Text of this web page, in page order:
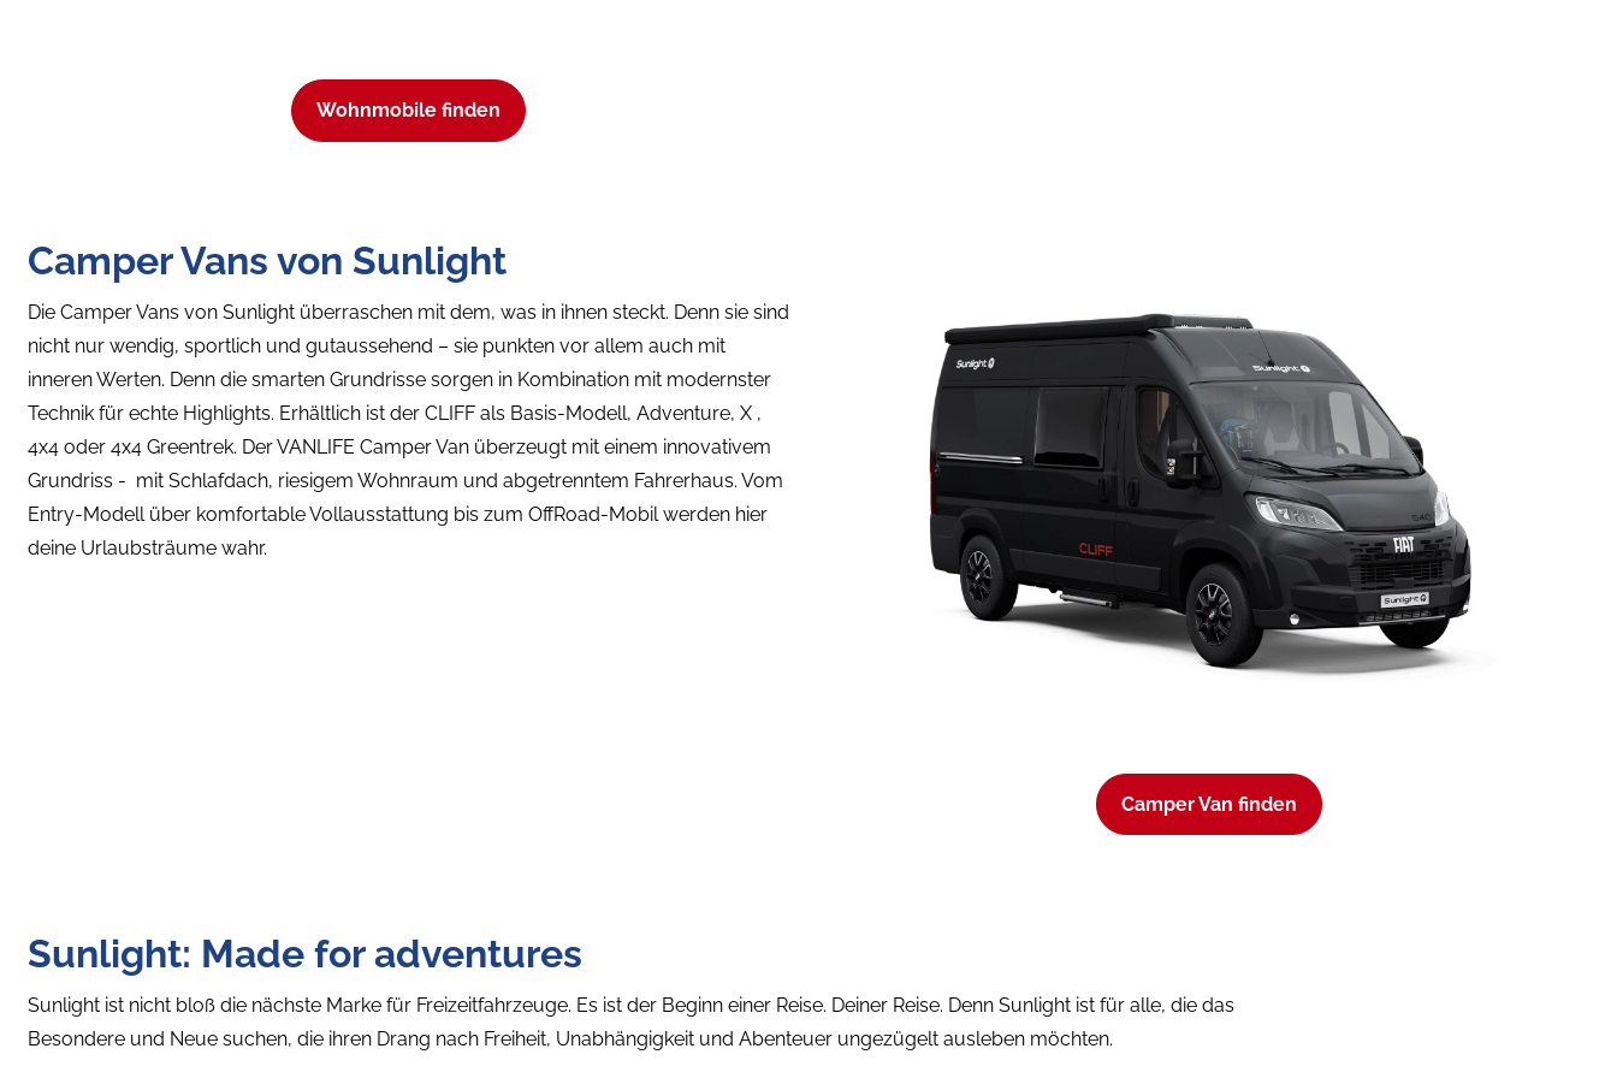
Wohnmobile finden
Camper Vans von Sunlight
Die Camper Vans von Sunlight überraschen mit dem, was in ihnen steckt. Denn sie sind
nicht nur wendig, sportlich und gutaussehend – sie punkten vor allem auch mit
inneren Werten. Denn die smarten Grundrisse sorgen in Kombination mit modernster
Technik für echte Highlights. Erhältlich ist der CLIFF als Basis-Modell, Adventure, X ,
4x4 oder 4x4 Greentrek. Der VANLIFE Camper Van überzeugt mit einem innovativem
Grundriss - mit Schlafdach, riesigem Wohnraum und abgetrenntem Fahrerhaus. Vom
Entry-Modell über komfortable Vollausstattung bis zum OffRoad-Mobil werden hier
deine Urlaubsträume wahr.
Camper Van finden
Sunlight: Made for adventures
Sunlight ist nicht bloß die nächste Marke für Freizeitfahrzeuge. Es ist der Beginn einer Reise. Deiner Reise. Denn Sunlight ist für alle, die das
Besondere und Neue suchen, die ihren Drang nach Freiheit, Unabhängigkeit und Abenteuer ungezügelt ausleben möchten.